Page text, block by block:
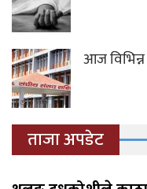
आज
ताजा अपडेट